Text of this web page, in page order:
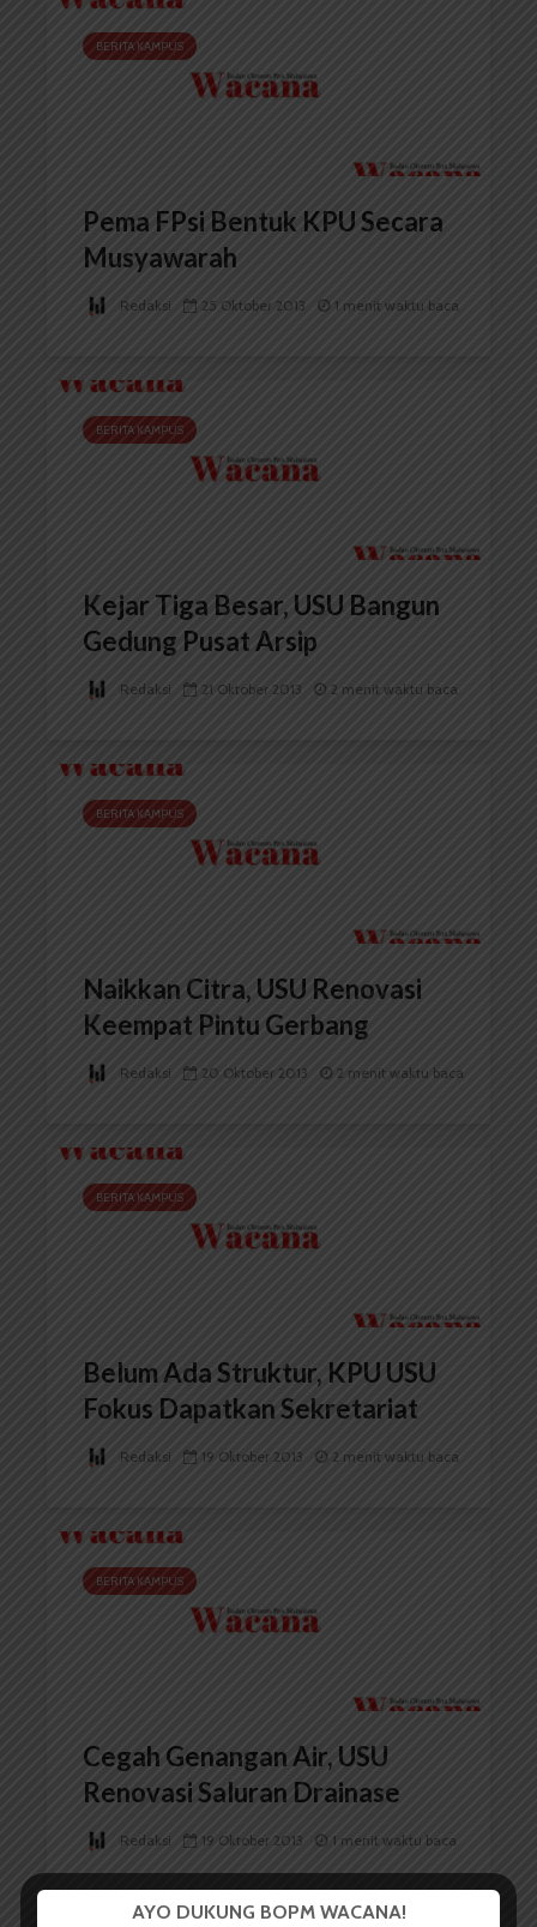
BERITA KAMPUS
Pema FPsi Bentuk KPU Secara
Musyawarah
Redaksi 25 Oktober 2013 1 menit waktu baca
BERITA KAMPUS
Kejar Tiga Besar, USU Bangun
Gedung Pusat Arsip
Redaksi 21 Oktober 2013 2 menit waktu baca
BERITA KAMPUS
Naikkan Citra, USU Renovasi
Keempat Pintu Gerbang
Redaksi 20 Oktober 2013 2 menit waktu baca
BERITA KAMPUS
Belum Ada Struktur, KPU USU
Fokus Dapatkan Sekretariat
Redaksi 19 Oktober 2013 2 menit waktu baca
BERITA KAMPUS
Cegah Genangan Air, USU
Renovasi Saluran Drainase
Redaksi 19 Oktober 2013 1 menit waktu baca
AYO DUKUNG BOPM WACANA!